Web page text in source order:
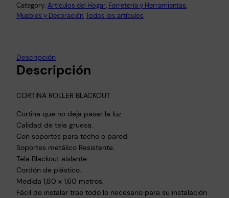
Category: Artículos del Hogar, Ferretería y Herramientas
Muebles y Decoración, Todos los artículos
Descripción
Descripción
CORTINA ROLLER BLACKOUT
Cortina que no deja pasar la luz.
Calidad de tela gruesa.
Con soportes para techo o pared.
Soportes metálico Resistente.
Tela Blackout aislante.
Cordón de plástico.
Medida 1,80 x 1,60 metros.
Fácil de instalar trae todo lo necesario para su instalación